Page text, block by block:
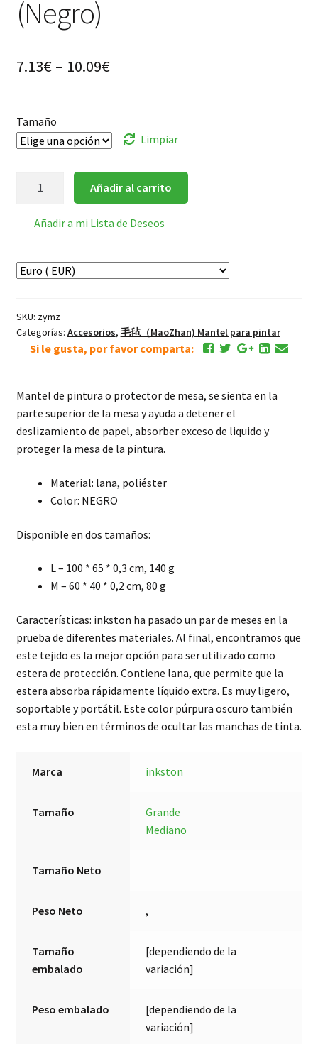
(Negro)
7.13€– 10.09€
Tamaño
Limpiar
Añadir al carrito
Añadir a mi Lista de Deseos
SKU: zymz
Categorías: Accesorios, 毛毡（MaoZhan) Mantel para pintar
Si le gusta, por favor comparta:
Mantel de pintura o protector de mesa, se sienta en la
parte superior de la mesa y ayuda a detener el
deslizamiento de papel, absorber exceso de liquido y
proteger la mesa de la pintura.
Material: lana, poliéster
Color: NEGRO
Disponible en dos tamaños:
L – 100 * 65 * 0,3 cm, 140 g
M – 60 * 40 * 0,2 cm, 80 g
Características: inkston ha pasado un par de meses en la
prueba de diferentes materiales. Al final, encontramos que
este tejido es la mejor opción para ser utilizado como
estera de protección. Contiene lana, que permite que la
estera absorba rápidamente líquido extra. Es muy ligero,
soportable y portátil. Este color púrpura oscuro también
esta muy bien en términos de ocultar las manchas de tinta.
Marca inkston
Tamaño
Grande
Mediano
Tamaño Neto
Peso Neto ,
Tamaño
embalado
[dependiendo de la
variación]
Peso embalado
[dependiendo de la
variación]